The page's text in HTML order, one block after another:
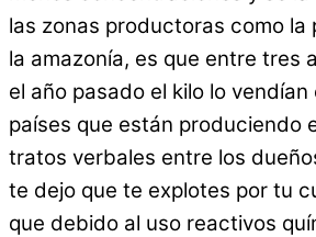
las zonas productoras como la
la amazonía, es que entre tres
el año pasado el kilo lo
países que están produciendo
tratos verbales entre los
te dejo que te explotes por tu
que debido al uso reactivos